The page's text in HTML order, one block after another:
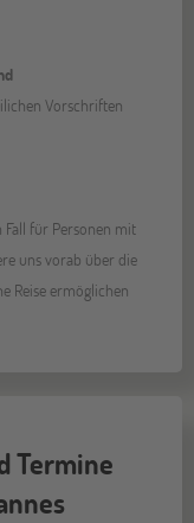
Vorschriften
für Personen mit
uns vorab über die
Reise ermöglichen
Termine